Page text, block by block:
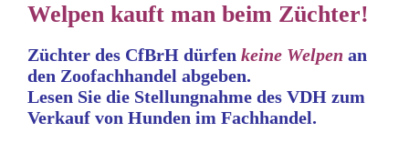
Welpen kauft man beim Züchter!
Züchter des CfBrH dürfen keine Welpen an
den Zoofachhandel abgeben.
Lesen Sie die Stellungnahme des VDH zum
Verkauf von Hunden im Fachhandel.